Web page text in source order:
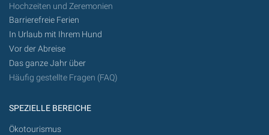
Hochzeiten und Zeremonien
Barrierefreie Ferien
In Urlaub mit Ihrem Hund
Vor der Abreise
Das ganze Jahr über
Häufig gestellte Fragen (FAQ)
SPEZIELLE BEREICHE
Ökotourismus